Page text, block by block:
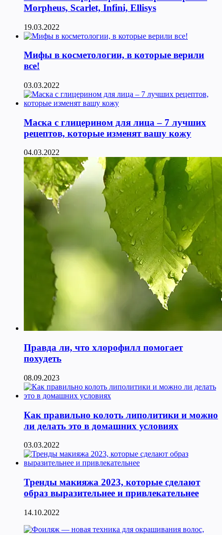
Morpheus, Scarlet, Infini, Ellisys
19.03.2022
Мифы в косметологии, в которые верили
все!
03.03.2022
Маска с глицерином для лица – 7 лучших
рецептов, которые изменят вашу кожу
04.03.2022
Правда ли, что хлорофилл помогает
похудеть
08.09.2023
Как правильно колоть липолитики и можно
ли делать это в домашних условиях
03.03.2022
Тренды макияжа 2023, которые сделают
образ выразительнее и привлекательнее
14.10.2022